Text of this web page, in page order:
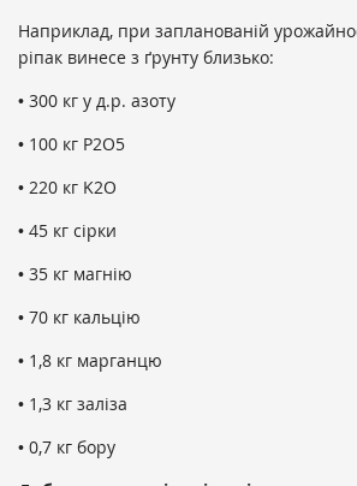
Наприклад, при запланованій
ріпак винесе з ґрунту близько:
• 300 кг у д.р. азоту
• 100 кг P2O5
• 220 кг K2O
• 45 кг сірки
• 35 кг магнію
• 70 кг кальцію
• 1,8 кг марганцю
• 1,3 кг заліза
• 0,7 кг бору